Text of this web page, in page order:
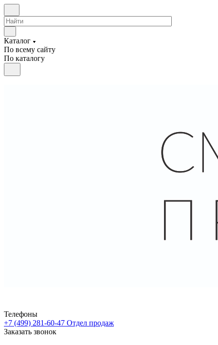
Каталог
По всему сайту
По каталогу
Телефоны
+7 (499) 281-60-47 Отдел продаж
Заказать звонок